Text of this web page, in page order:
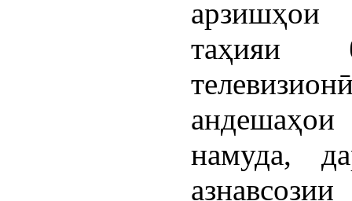
арзишҳои
таҳияи
андешаҳои
намуда,